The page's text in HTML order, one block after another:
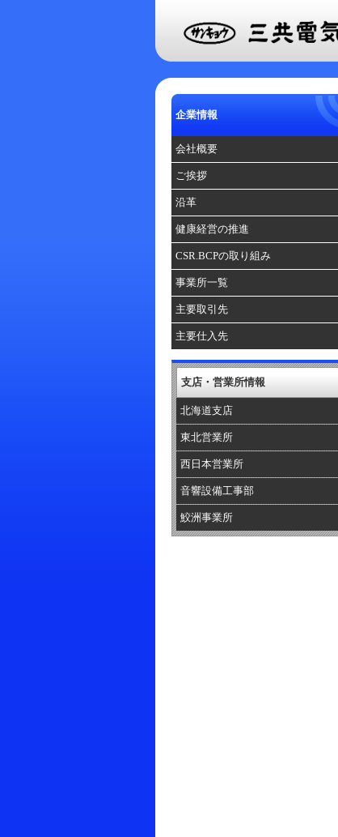
企業情報
会社概要
ご挨拶
沿革
健康経営の推進
CSR.BCPの取り組み
事業所一覧
主要取引先
主要仕入先
支店・営業所情報
北海道支店
東北営業所
西日本営業所
音響設備工事部
鮫洲事業所